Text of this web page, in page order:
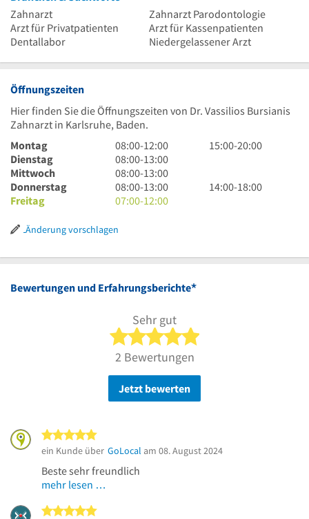
Zahnarzt
Zahnarzt Parodontologie
Arzt für Privatpatienten
Arzt für Kassenpatienten
Dentallabor
Niedergelassener Arzt
Öffnungszeiten
Hier finden Sie die Öffnungszeiten von Dr. Vassilios Bursianis
Zahnarzt in Karlsruhe, Baden.
Montag
8
Uhr
bis
12
Uhr
08:00-12:00
15
20
15:00-20:00
Dienstag
8
Uhr
bis
13
08:00-13:00
Mittwoch
8
Uhr
bis
Uhr
08:00-13:00
Donnerstag
8
Uhr
13
08:00-13:00
14
14:00-18:00
Freitag
7
bis
Uhr
07:00-12:00
Änderung vorschlagen
Bewertungen und Erfahrungsberichte*
Sehr gut
5 von 5 Sternen
2 Bewertungen
Jetzt bewerten
ein Kunde über GoLocal am 08. August 2024
Beste sehr freundlich
mehr lesen …